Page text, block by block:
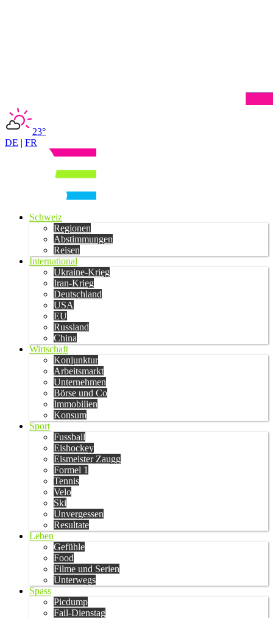
23°
DE | FR
Schweiz
Regionen
Abstimmungen
Reisen
International
Ukraine-Krieg
Iran-Krieg
Deutschland
USA
EU
Russland
China
Wirtschaft
Konjunktur
Arbeitsmarkt
Unternehmen
Börse und Co
Immobilien
Konsum
Sport
Fussball
Eishockey
Eismeister Zaugg
Formel 1
Tennis
Velo
Ski
Unvergessen
Resultate
Leben
Gefühle
Food
Filme und Serien
Unterwegs
Spass
Picdump
Fail-Dienstag